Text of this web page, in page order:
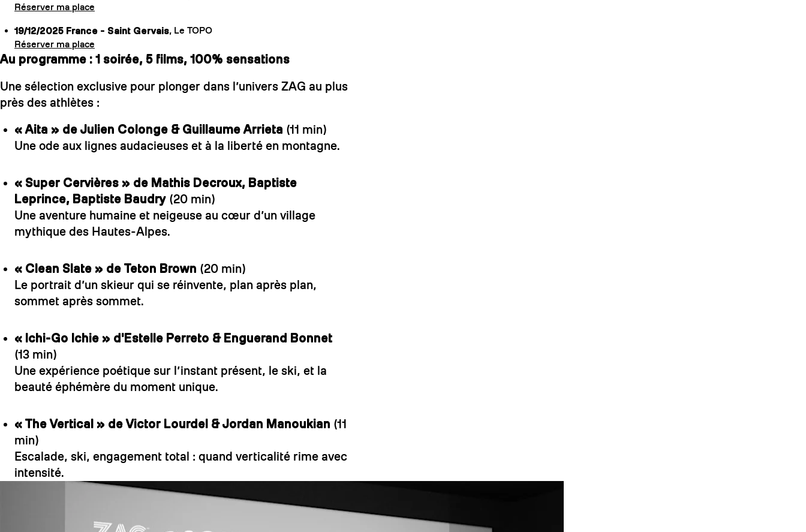
Réserver ma place
19/12/2025 France - Saint Gervais, Le TOPO
Réserver ma place
Au programme : 1 soirée, 5 films, 100% sensations
Une sélection exclusive pour plonger dans l’univers ZAG au plus
près des athlètes :
« Aita » de Julien Colonge & Guillaume Arrieta (11 min)
Une ode aux lignes audacieuses et à la liberté en montagne.
« Super Cervières » de Mathis Decroux, Baptiste
Leprince, Baptiste Baudry (20 min)
Une aventure humaine et neigeuse au cœur d’un village
mythique des Hautes-Alpes.
« Clean Slate » de Teton Brown (20 min)
Le portrait d’un skieur qui se réinvente, plan après plan,
sommet après sommet.
« Ichi-Go Ichie » d'Estelle Perreto & Enguerand Bonnet
(13 min)
Une expérience poétique sur l’instant présent, le ski, et la
beauté éphémère du moment unique.
« The Vertical » de Victor Lourdel & Jordan Manoukian (11
min)
Escalade, ski, engagement total : quand verticalité rime avec
intensité.